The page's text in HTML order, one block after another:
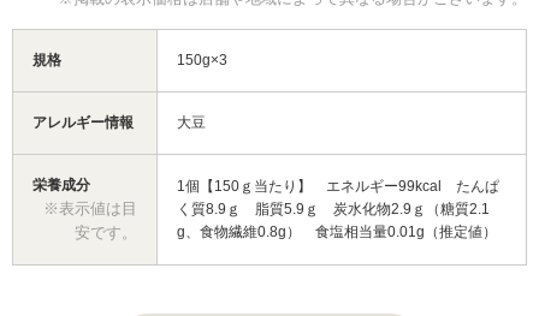
規格 150g×3
アレルギー情報 大豆
栄養成分
※表示値は目
安です。
1個【150ｇ当たり】 エネルギー99kcal たんぱ
く質8.9ｇ 脂質5.9ｇ 炭水化物2.9ｇ（糖質2.1
g、食物繊維0.8g） 食塩相当量0.01g（推定値）